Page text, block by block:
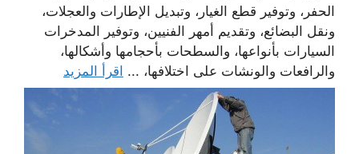
الحفر، وتوفير قطع الغيار، وتبديل الإطارات والعجلات،
ونقل البضائع، وتقديم أمهر الفنيين، وتوفير المدخرات
السيارات بأنواعها، والسطحات بأحجامها وأشكالها،
والرافعات والونشات على اختلافها، ... اقرأ المزيد